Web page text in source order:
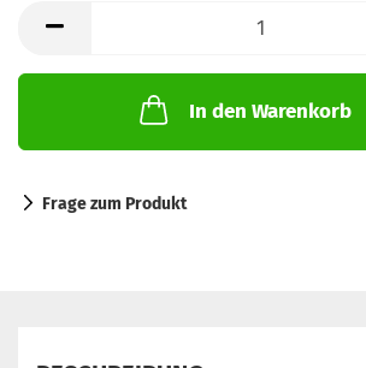
In den Warenkorb
Frage zum Produkt